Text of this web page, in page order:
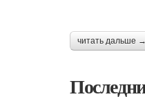
читать дальше →